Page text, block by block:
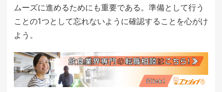
ムーズに進めるためにも重要である。準備として行う
ことの1つとして忘れないように確認することを心がけ
よう。